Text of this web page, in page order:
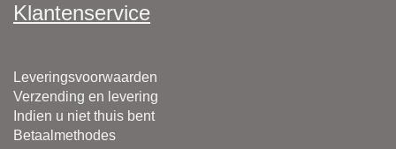
Klantenservice
Leveringsvoorwaarden
Verzending en levering
Indien u niet thuis bent
Betaalmethodes